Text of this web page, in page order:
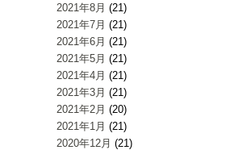
2021年8月 (21)
2021年7月 (21)
2021年6月 (21)
2021年5月 (21)
2021年4月 (21)
2021年3月 (21)
2021年2月 (20)
2021年1月 (21)
2020年12月 (21)